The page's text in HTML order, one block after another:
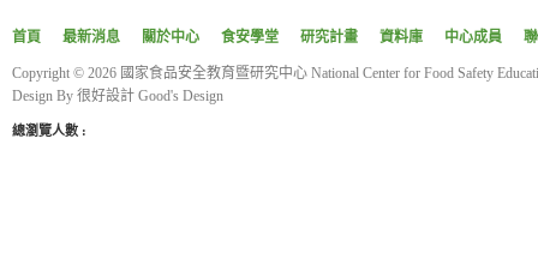
首頁 最新消息 關於中心 食安學堂 研究計畫 資料庫 中心成員
Copyright © 2026 國家食品安全教育暨研究中心 National Center for Food Safety
Design By 很好設計 Good's Design
總瀏覽人數 :